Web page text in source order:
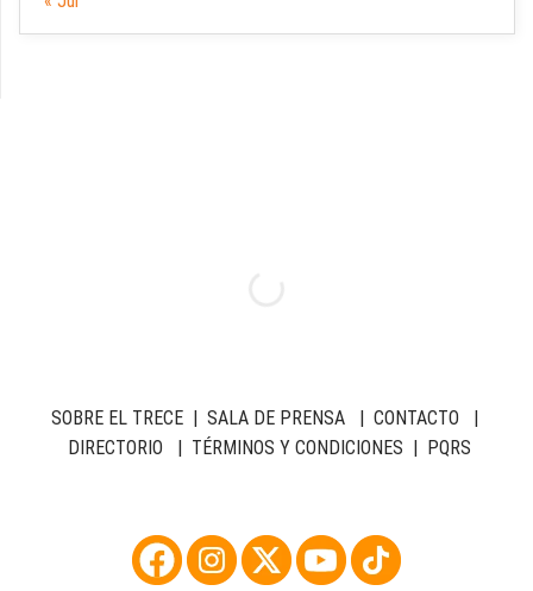
SOBRE EL TRECE| SALA DE PRENSA| CONTACTO |
DIRECTORIO | TÉRMINOS Y CONDICIONES | PQRS